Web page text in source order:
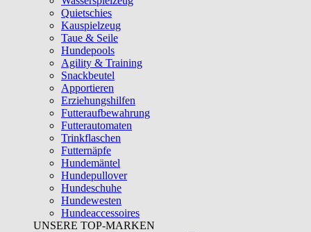
Quietschies
Kauspielzeug
Taue & Seile
Hundepools
Agility & Training
Snackbeutel
Apportieren
Erziehungshilfen
Futteraufbewahrung
Futterautomaten
Trinkflaschen
Futternäpfe
Hundemäntel
Hundepullover
Hundeschuhe
Hundewesten
Hundeaccessoires
UNSERE TOP-MARKEN